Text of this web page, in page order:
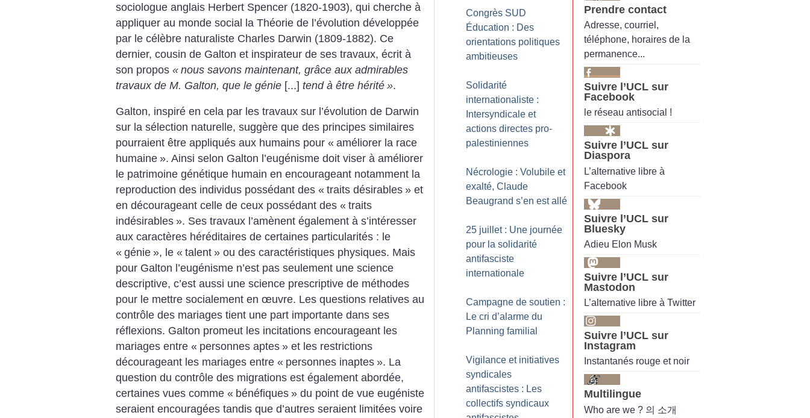
sociologue anglais Herbert Spencer (1820-1903), qui cherche à
appliquer au monde social la Théorie de l’évolution développée
par le célèbre naturaliste Charles Darwin (1809-1882). Ce
dernier, cousin de Galton et inspirateur de ses travaux, écrit à
son propos « nous savons maintenant, grâce aux admirables
travaux de M. Galton, que le génie [...] tend à être hérité ».
Galton, inspiré en cela par les travaux sur l’évolution de Darwin
sur la sélection naturelle, suggère que des principes similaires
pourraient être appliqués aux humains pour « améliorer la race
humaine ». Ainsi selon Galton l’eugénisme doit viser à améliorer
le patrimoine génétique humain en encourageant notamment la
reproduction des individus possédant des « traits désirables » et
en décourageant celle de ceux possédant des « traits
indésirables ». Ses travaux l’amènent également à s’intéresser
aux caractères héréditaires de certaines particularités : le
« génie », le « talent » ou des caractéristiques physiques. Mais
pour Galton l’eugénisme n’est pas seulement une science
descriptive, c’est aussi une science prescriptive de méthodes
pour le mettre socialement en œuvre. Les questions relatives au
contrôle des mariages tient une part importante dans ses
réflexions. Galton promeut les incitations encourageant les
mariages entre « personnes aptes » et les restrictions
décourageant les mariages entre « personnes inaptes ». La
question du contrôle des migrations est également abordée,
certaines vues comme « bénéfiques » du point de vue eugéniste
seraient encouragées tandis que d’autres seraient limitées voire
Congrès SUD
Éducation : Des
orientations politiques
ambitieuses
Solidarité
internationaliste :
Intersyndicale et
actions directes pro-
palestiniennes
Nécrologie : Volubile et
exalté, Claude
Beaugrand s’en est allé
25 juillet : Une journée
pour la solidarité
antifasciste
internationale
Campagne de soutien :
Le cri d’alarme du
Planning familial
Vigilance et initiatives
syndicales
antifascistes : Les
collectifs syndicaux
Prendre contact
Adresse, courriel,
téléphone, horaires de la
permanence...
Suivre l’UCL sur
Facebook
le réseau antisocial !
Suivre l’UCL sur
Diaspora
L’alternative libre à
Facebook
Suivre l’UCL sur
Bluesky
Adieu Elon Musk
Suivre l’UCL sur
Mastodon
L’alternative libre à Twitter
Suivre l’UCL sur
Instagram
Instantanés rouge et noir
Multilingue
Who are we ? 의 소개